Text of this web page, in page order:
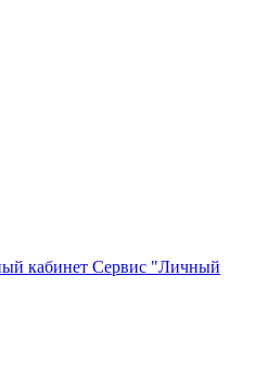
Сервис "Личный